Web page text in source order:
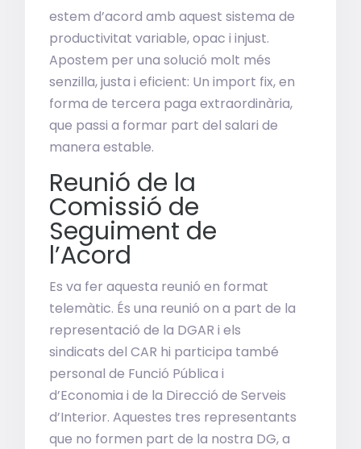
estem d’acord amb aquest sistema de
productivitat variable, opac i injust.
Apostem per una solució molt més
senzilla, justa i eficient: Un import fix, en
forma de tercera paga extraordinària,
que passi a formar part del salari de
manera estable.
Reunió de la
Comissió de
Seguiment de
l’Acord
Es va fer aquesta reunió en format
telemàtic. És una reunió on a part de la
representació de la DGAR i els
sindicats del CAR hi participa també
personal de Funció Pública i
d’Economia i de la Direcció de Serveis
d’Interior. Aquestes tres representants
que no formen part de la nostra DG, a